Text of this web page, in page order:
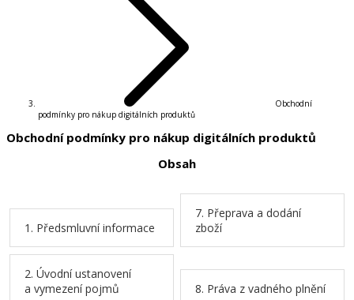
Obchodní
podmínky pro nákup digitálních produktů
Obchodní podmínky pro nákup digitálních produktů
Obsah
1. Předsmluvní informace
7. Přeprava a dodání
zboží
2. Úvodní ustanovení
a vymezení pojmů
8. Práva z vadného plnění